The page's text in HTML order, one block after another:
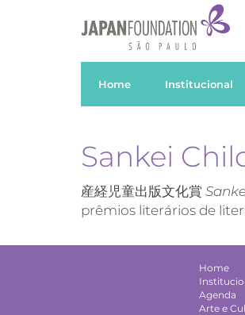
Home Institucional
Sankei
産経児童出版文化賞
prêmios literários de
Home
Agenda
Arte e